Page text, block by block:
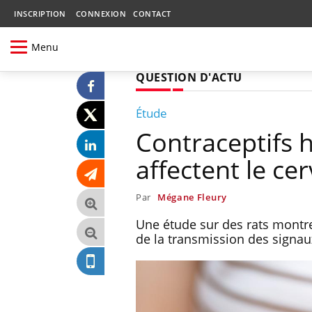
INSCRIPTION CONNEXION CONTACT
Menu
QUESTION D'ACTU
Étude
Contraceptifs
affectent le
Par Mégane Fleury
Une étude sur des rats
de la transmission des